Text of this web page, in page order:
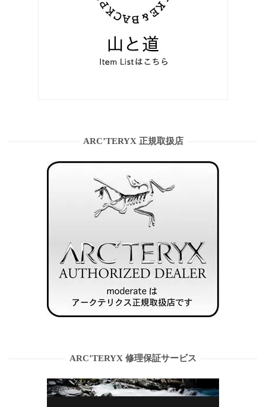
ARC’TERYX 正規取扱店
ARC’TERYX 修理保証サービス